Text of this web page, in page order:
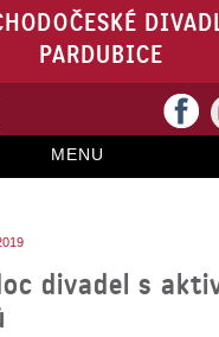
PARDUBICE
MENU
REPERTOÁR
divadel s